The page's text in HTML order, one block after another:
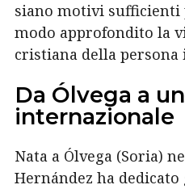
siano motivi sufficienti
modo approfondito la
cristiana della persona
Da Ólvega a
internazionale
Nata a Ólvega (Soria)
Hernández ha